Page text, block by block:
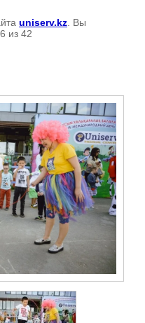
uniserv.kz . Вы
из 42